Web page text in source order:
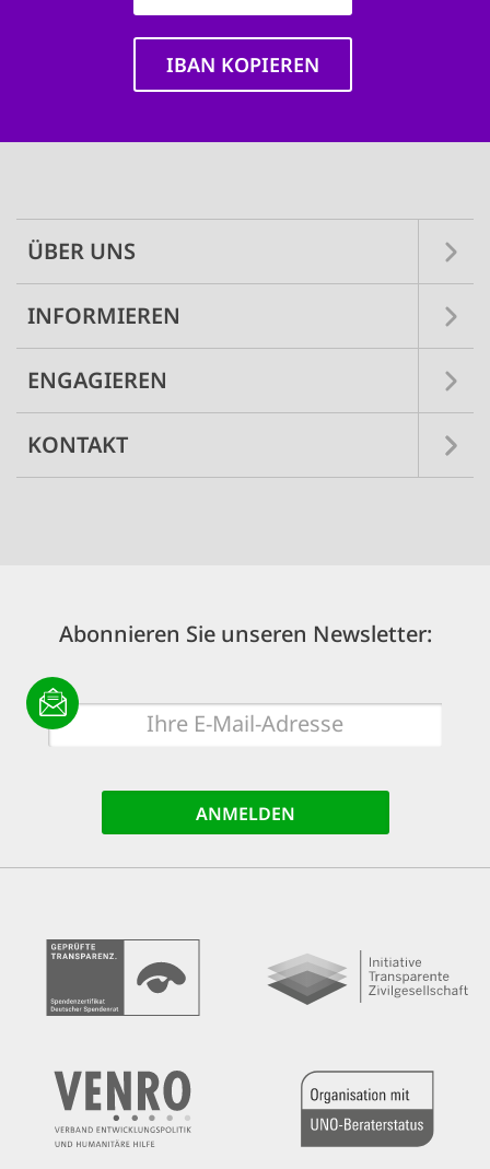
IBAN KOPIEREN
ÜBER UNS
INFORMIEREN
ENGAGIEREN
KONTAKT
Abonnieren Sie unseren Newsletter:
E-
Mail